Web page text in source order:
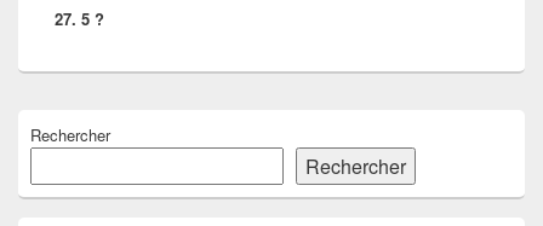
27. 5 ?
principale
widget
pour
Rechercher
Rechercher